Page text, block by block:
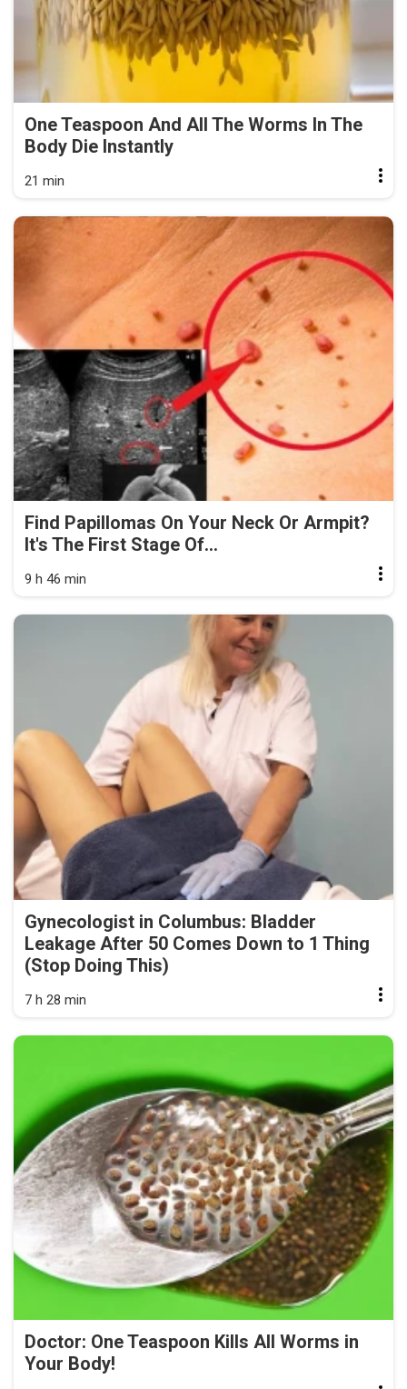
One Teaspoon And All The Worms In The
Body Die Instantly
21 min
Find Papillomas On Your Neck Or Armpit?
It's The First Stage Of...
9 h 46 min
Gynecologist in Columbus: Bladder
Leakage After 50 Comes Down to 1 Thing
(Stop Doing This)
7 h 28 min
Doctor: One Teaspoon Kills All Worms in
Your Body!